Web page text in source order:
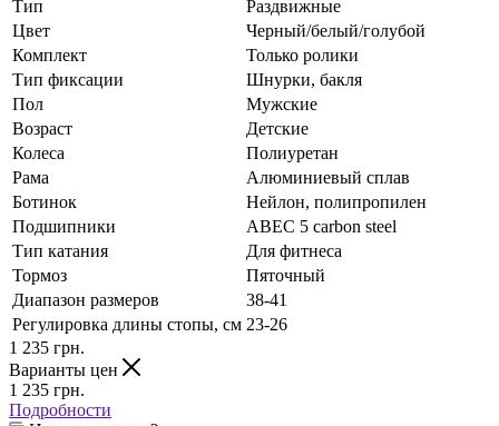
Тип
Раздвижные
Цвет
Черный/белый/голубой
Комплект
Только ролики
Тип фиксации
Шнурки, бакля
Пол
Мужские
Возраст
Детские
Колеса
Полиуретан
Рама
Алюминиевый сплав
Ботинок
Нейлон, полипропилен
Подшипники
АВЕС 5 carbon steel
Тип катания
Для фитнеса
Тормоз
Пяточный
Диапазон размеров
38-41
Регулировка длины стопы, см 23-26
1 235 грн.
Варианты цен
1 235 грн.
Подробности